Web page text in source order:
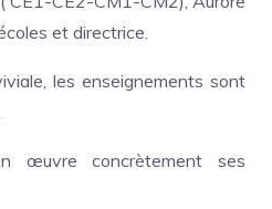
et directrice.
les enseignements sont
œuvre concrètement ses